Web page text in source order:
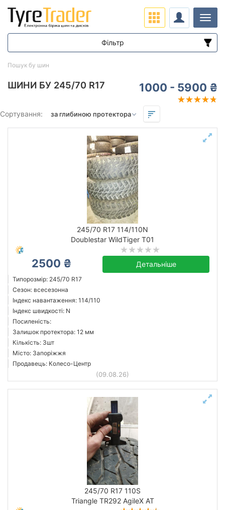
ШИНИ БУ 245/70 R17 1000 - 5900 ₴
Сортування:
245/70 R17 114/110N
Doublestar WildTiger T01
2500 ₴ Детальніше
Типорозмір: 245/70 R17
Сезон: всесезонна
Індекс навантаження: 114/110
Індекс швидкості: N
Посиленість:
Залишок протектора: 12 мм
Кількість: 3шт
Місто: Запоріжжя
Продавець: Колесо-Центр
(09.08.26)
245/70 R17 110S
Triangle TR292 AgileX AT
Пошук бу шин
Фільтр
Діапазон цін
від
Підбір за параметрами
Залишок протектора мм.
до
Cooper
Dextero
Doublestar
Goodyear
Michelin
Triangle